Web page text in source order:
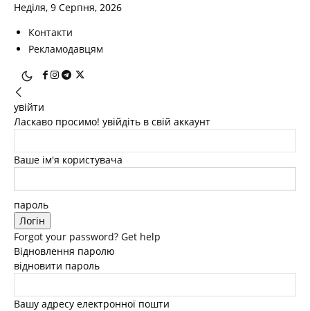
Неділя, 9 Серпня, 2026
Контакти
Рекламодавцям
увійти
Ласкаво просимо! увійдіть в свій аккаунт
Ваше ім'я користувача
пароль
Forgot your password? Get help
Відновлення паролю
відновити пароль
Вашу адресу електронної пошти